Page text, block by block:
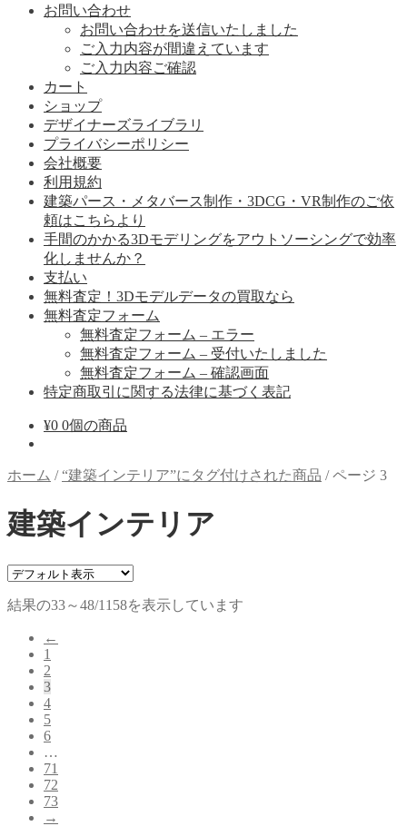
お問い合わせ
お問い合わせを送信いたしました
ご入力内容が間違えています
ご入力内容ご確認
カート
ショップ
デザイナーズライブラリ
プライバシーポリシー
会社概要
利用規約
建築パース・メタバース制作・3DCG・VR制作のご依
頼はこちらより
手間のかかる3Dモデリングをアウトソーシングで効率
化しませんか？
支払い
無料査定！3Dモデルデータの買取なら
無料査定フォーム
無料査定フォーム – エラー
無料査定フォーム – 受付いたしました
無料査定フォーム – 確認画面
特定商取引に関する法律に基づく表記
¥0 0個の商品
ホーム /“建築インテリア”にタグ付けされた商品 /ページ 3
建築インテリア
結果の33～48/1158を表示しています
←
1
2
3
4
5
6
…
71
72
73
→